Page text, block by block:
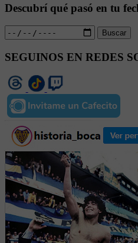
Descubrí qué pasó en tu
Buscar
SEGUINOS EN REDES